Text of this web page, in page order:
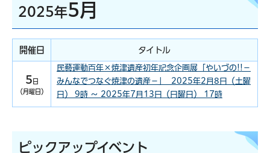
2025年5月
開催日 タイトル
5 日
（月曜日）
民藝運動百年×焼津遺産初年記念企画展「やいづの!!－
みんなでつなぐ焼津の遺産－」 2025年2月8日（土曜
日） 9時 ～ 2025年7月13日（日曜日） 17時
ピックアップイベント